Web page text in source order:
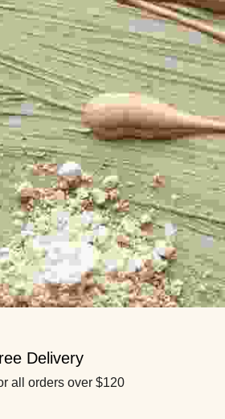
Delivery
all orders over $120